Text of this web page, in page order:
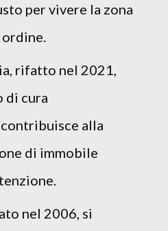
per vivere la zona
ordine.
rifatto nel 2021,
di cura
alla
di immobile
nel 2006, si